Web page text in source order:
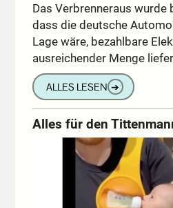
Das Verbrenneraus wurde
dass die deutsche
Lage wäre, bezahlbare
ausreichender Menge
ALLES LESEN ➔
Alles für den